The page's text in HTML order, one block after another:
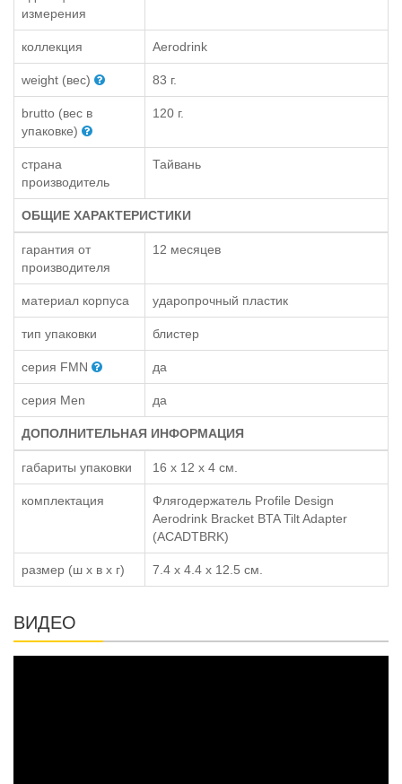
измерения
коллекция Aerodrink
weight (вес) 83 г.
brutto (вес в
упаковке)
120 г.
страна
производитель
Тайвань
ОБЩИЕ ХАРАКТЕРИСТИКИ
гарантия от
производителя
12 месяцев
материал корпуса ударопрочный пластик
тип упаковки блистер
серия FMN да
серия Men да
ДОПОЛНИТЕЛЬНАЯ ИНФОРМАЦИЯ
габариты упаковки 16 x 12 x 4 см.
комплектация
Флягодержатель Profile Design
Aerodrink Bracket BTA Tilt Adapter
(ACADTBRK)
размер (ш x в x г) 7.4 x 4.4 x 12.5 см.
ВИДЕО